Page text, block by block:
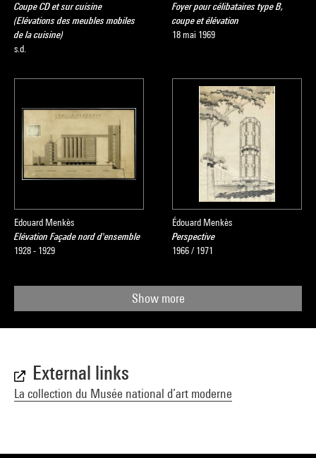
Coupe CD et sur cuisine
(Elévations des meubles mobiles
de la cuisine)
s.d.
Foyer pour célibataires type B,
coupe et élévation
18 mai 1969
Edouard Menkès
Elévation Façade nord d'ensemble
1928 - 1929
Édouard Menkès
Perspective
1966 / 1971
Show more
External links
La collection du Musée national d’art moderne